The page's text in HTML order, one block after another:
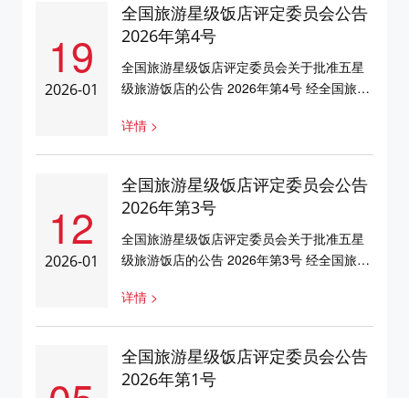
特此公告 全国旅游星级饭店评定委员会2026
年1月19日 ...
19
2026-01
全国旅游星级饭店评定委员会公告
2026年第4号
全国旅游星级饭店评定委员会关于批准五星
级旅游饭店的公告 2026年第4号 经全国旅游
丽酒店为五星级旅游饭店。具体如下：序号
省份饭店名称标牌编号1贵州贵阳万丽酒店
员会2026年1月19日 ...
详情 >
12
2026-01
全国旅游星级饭店评定委员会公告
2026年第3号
全国旅游星级饭店评定委员会关于批准五星
级旅游饭店的公告 2026年第3号 经全国旅游
店为五星级旅游饭店。具体名单如下：序号
省份饭店名称标牌编号1贵州贵阳花溪福朋喜
3350115特此公告 全国旅游星级饭店评定委
员会2026年1月12日 ...
详情 >
全国旅游星级饭店评定委员会公告
2026年第1号